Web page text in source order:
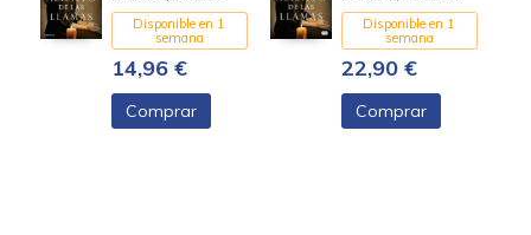
Disponible en 1
semana
14,96 €
Comprar
Disponible en 1
semana
22,90 €
Comprar